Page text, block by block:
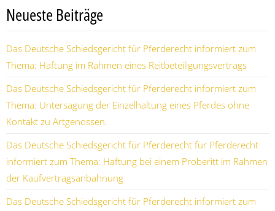
Neueste Beiträge
Das Deutsche Schiedsgericht für Pferderecht informiert zum
Thema: Haftung im Rahmen eines Reitbeteiligungsvertrags
Das Deutsche Schiedsgericht für Pferderecht informiert zum
Thema: Untersagung der Einzelhaltung eines Pferdes ohne
Kontakt zu Artgenossen.
Das Deutsche Schiedsgericht für Pferderecht für Pferderecht
informiert zum Thema: Haftung bei einem Proberitt im Rahmen
der Kaufvertragsanbahnung
Das Deutsche Schiedsgericht für Pferderecht informiert zum